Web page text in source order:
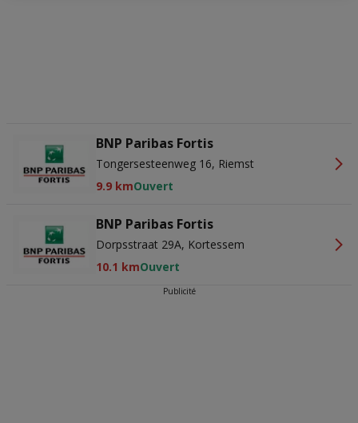
BNP Paribas Fortis
Tongersesteenweg 16, Riemst
9.9 kmOuvert
BNP Paribas Fortis
Dorpsstraat 29A, Kortessem
10.1 kmOuvert
Publicité
Partnerlijst (derden)